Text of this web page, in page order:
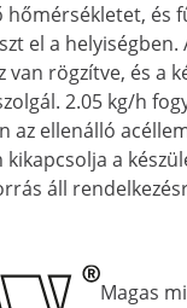
és
el a
van rögzítve, és a
2.05 kg/h
az ellenálló
a
áll
Magas